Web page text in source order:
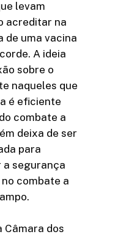
levam
acreditar na
de uma vacina
A ideia
sobre o
naqueles que
é eficiente
combate a
deixa de ser
para
a segurança
combate a
Câmara dos